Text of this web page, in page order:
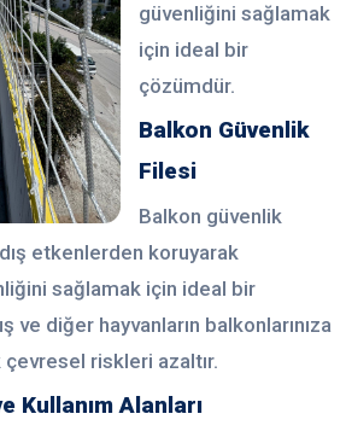
güvenliğini sağlamak
için ideal bir
çözümdür.
Balkon Güvenlik
Filesi
Balkon güvenlik
etkenlerden koruyarak
sağlamak için ideal bir
ve diğer hayvanların balkonlarınıza
riskleri azaltır.
Kullanım Alanları